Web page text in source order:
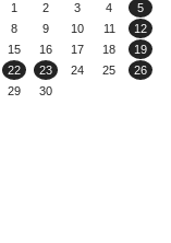
1 2 3 4
5
8 9 10 11
12
15 16 17 18
19
22 23 24 25
26
29 30